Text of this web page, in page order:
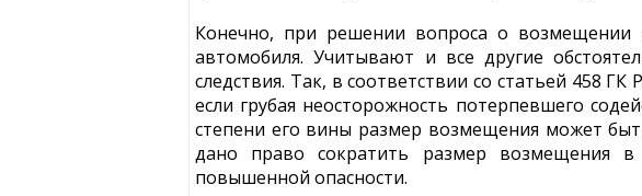
Конечно, при решении вопроса о возмещении
автомобиля. Учитывают и все другие
следствия. Так, в соответствии со статьей 458
если грубая неосторожность потерпевшего
степени его вины размер возмещения может
дано право сократить размер возмещения в
повышенной опасности.